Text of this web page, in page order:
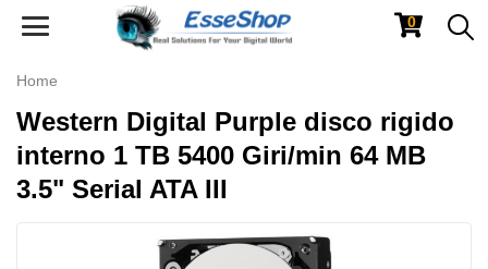
Toggle
0
Home
Western Digital Purple disco rigido
interno 1 TB 5400 Giri/min 64 MB
3.5" Serial ATA III